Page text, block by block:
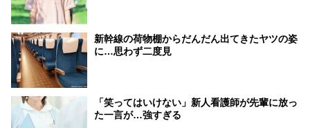
新幹線の荷物棚からだんだん出てきたヤツの姿
に…思わず二度見
「笑ってはいけない」新人看護師が先輩に放っ
た一言が…強すぎる